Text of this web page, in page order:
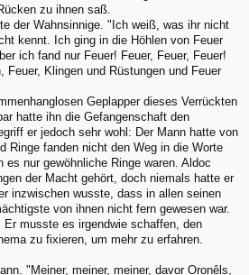
zu ihnen saß.
der Wahnsinnige. "Ich weiß, was ihr nicht
kennt. Ich ging in die Höhlen von Feuer
ich fand nur Feuer! Feuer, Feuer, Feuer!
Feuer, Klingen und Rüstungen und Feuer
Geplapper dieses Verrückten
hatte ihn die Gefangenschaft den
er jedoch sehr wohl: Der Mann hatte von
Ringe fanden nicht den Weg in die Worte
nur gewöhnliche Ringe waren. Aldoc
der Macht gehört, doch niemals hatte er
inzwischen wusste, dass in allen seinen
von ihnen nicht fern gewesen war.
musste es irgendwie schaffen, den
zu fixieren, um mehr zu erfahren.
"Meiner, meiner, meiner, davor Oronêls,